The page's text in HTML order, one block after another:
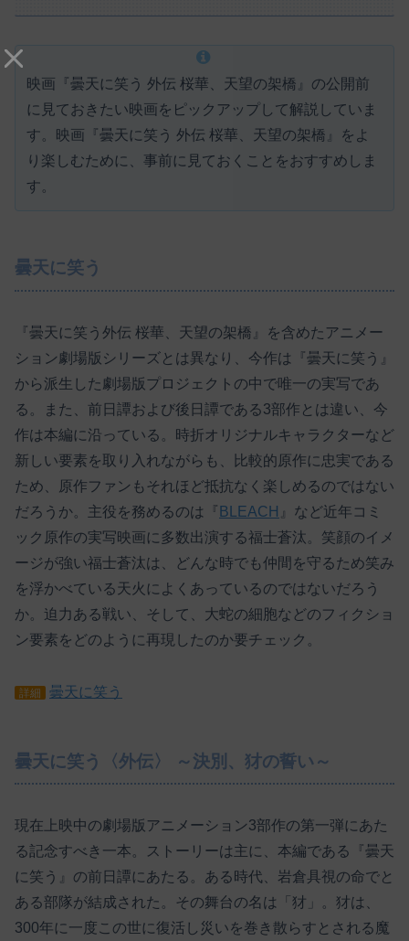
映画『曇天に笑う 外伝 桜華、天望の架橋』の公開前
に見ておきたい映画をピックアップして解説していま
す。映画『曇天に笑う 外伝 桜華、天望の架橋』をよ
り楽しむために、事前に見ておくことをおすすめしま
す。
曇天に笑う
『曇天に笑う外伝 桜華、天望の架橋』を含めたアニメー
ション劇場版シリーズとは異なり、今作は『曇天に笑う』
から派生した劇場版プロジェクトの中で唯一の実写であ
る。また、前日譚および後日譚である3部作とは違い、今
作は本編に沿っている。時折オリジナルキャラクターなど
新しい要素を取り入れながらも、比較的原作に忠実である
ため、原作ファンもそれほど抵抗なく楽しめるのではない
だろうか。主役を務めるのは『 BLEACH 』など近年コミ
ック原作の実写映画に多数出演する福士蒼汰。笑顔のイメ
ージが強い福士蒼汰は、どんな時でも仲間を守るため笑み
を浮かべている天火によくあっているのではないだろう
か。迫力ある戦い、そして、大蛇の細胞などのフィクショ
ン要素をどのように再現したのか要チェック。
詳細 曇天に笑う
曇天に笑う〈外伝〉 ～決別、犲の誓い～
現在上映中の劇場版アニメーション3部作の第一弾にあた
る記念すべき一本。ストーリーは主に、本編である『曇天
に笑う』の前日譚にあたる。ある時代、岩倉具視の命でと
ある部隊が結成された。その舞台の名は「犲」。犲は、
300年に一度この世に復活し災いを巻き散らすとされる魔